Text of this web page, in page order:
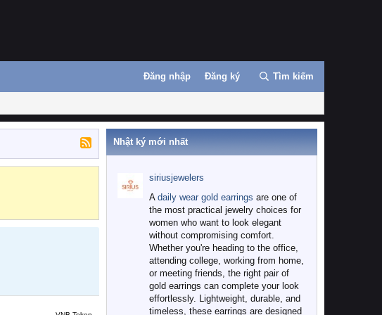
Đăng nhập Đăng ký Tìm kiếm
Nhật ký mới nhất
siriusjewelers
A daily wear gold earrings are one of
the most practical jewelry choices for
women who want to look elegant
without compromising comfort.
Whether you're heading to the office,
attending college, working from home,
or meeting friends, the right pair of
gold earrings can complete your look
effortlessly. Lightweight, durable, and
timeless, these earrings are designed